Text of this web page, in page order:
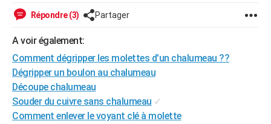
Art de vivre
Bien-être
Loisirs
Mode
Modes de vie
SANTE
Alimentation
Guide de la santé
Maladies
Médicaments
Sommeil
VOYAGE
PHOTO
GUIDES D'ACHAT
BONS PLANS
Répondre (3) Partager
A voir également:
Comment dégripper les molettes d'un chalumeau ??
Dégripper un boulon au chalumeau
Découpe chalumeau
Souder du cuivre sans chalumeau ✓
Comment enlever le voyant clé à molette